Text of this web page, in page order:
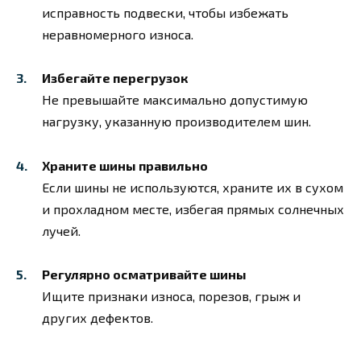
исправность подвески, чтобы избежать
неравномерного износа.
Избегайте перегрузок
Не превышайте максимально допустимую
нагрузку, указанную производителем шин.
Храните шины правильно
Если шины не используются, храните их в сухом
и прохладном месте, избегая прямых солнечных
лучей.
Регулярно осматривайте шины
Ищите признаки износа, порезов, грыж и
других дефектов.